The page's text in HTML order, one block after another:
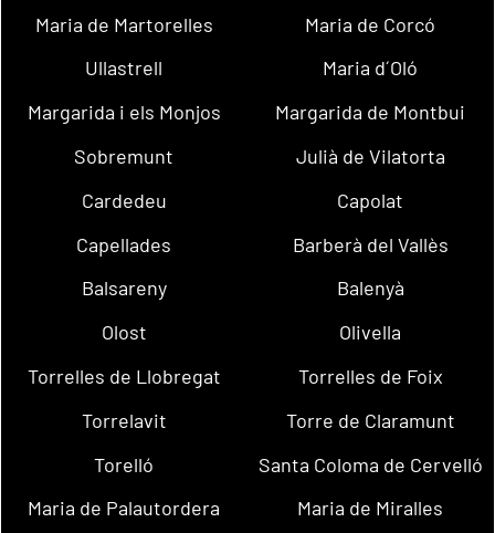
Maria de Martorelles
Maria de Corcó
Ullastrell
Maria d´Oló
Margarida i els Monjos
Margarida de Montbui
Sobremunt
Julià de Vilatorta
Cardedeu
Capolat
Capellades
Barberà del Vallès
Balsareny
Balenyà
Olost
Olivella
Torrelles de Llobregat
Torrelles de Foix
Torrelavit
Torre de Claramunt
Torelló
Santa Coloma de Cervelló
Maria de Palautordera
Maria de Miralles